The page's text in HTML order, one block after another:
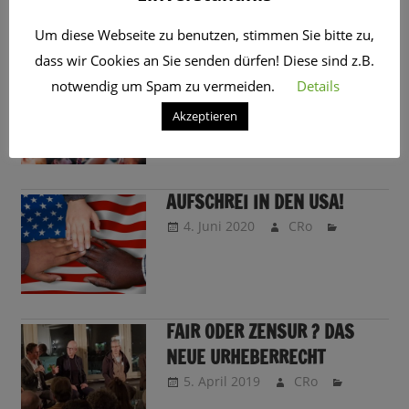
SCHLAGWORT: DEMONSTRATION
IHR HABT DIE WAHL
13. Februar 2025 CRo
AUFSCHREI IN DEN USA!
4. Juni 2020 CRo
FAIR ODER ZENSUR ? DAS
NEUE URHEBERRECHT
5. April 2019 CRo
Um diese Webseite zu benutzen, stimmen Sie bitte zu,
dass wir Cookies an Sie senden dürfen! Diese sind z.B.
notwendig um Spam zu vermeiden.
Details
Akzeptieren